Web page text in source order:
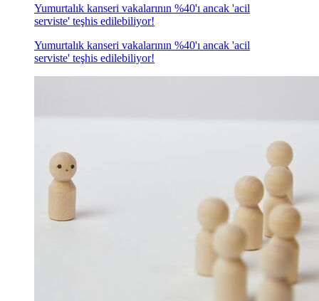
Yumurtalık kanseri vakalarının %40'ı ancak 'acil
serviste' teşhis edilebiliyor!
Yumurtalık kanseri vakalarının %40'ı ancak 'acil
serviste' teşhis edilebiliyor!